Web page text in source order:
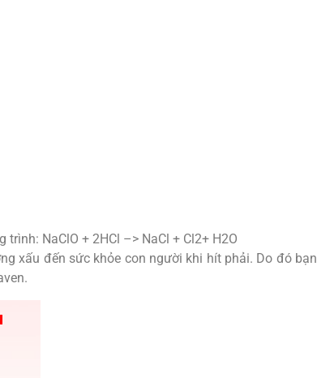
NaClO + 2HCl –> NaCl + Cl2+ H2O
xấu đến sức khỏe con người khi hít phải. Do đó bạn